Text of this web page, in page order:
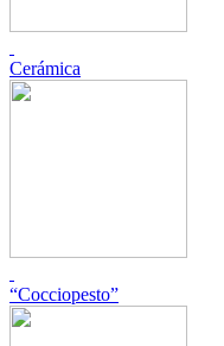
Cerámica
“Cocciopesto”